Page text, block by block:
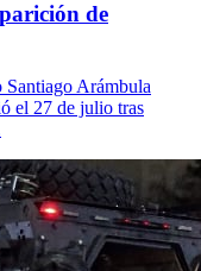
de
Santiago Arámbula
el 27 de julio tras